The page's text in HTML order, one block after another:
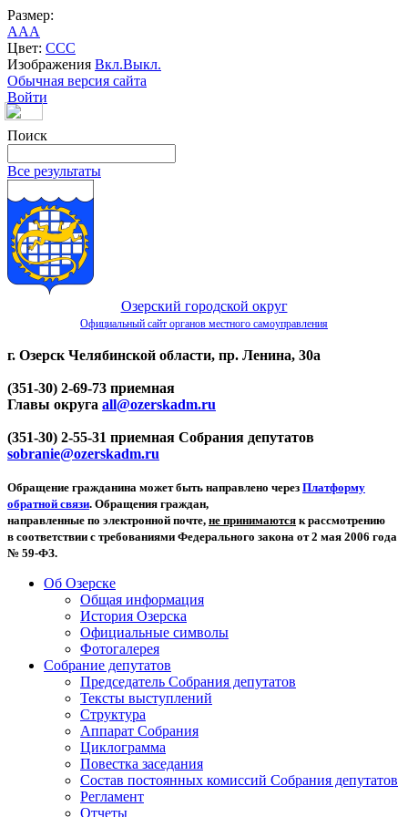
Размер:
AAA
Цвет: CCC
Изображения Вкл.Выкл.
Обычная версия сайта
Войти
Поиск
Все результаты
Озерский городской округ
Официальный сайт органов местного самоуправления
г. Озерск Челябинской области, пр. Ленина, 30а
(351-30) 2-69-73 приемная
Главы округа all@ozerskadm.ru
(351-30) 2-55-31 приемная Собрания депутатов
sobranie@ozerskadm.ru
Обращение гражданина может быть направлено через Платформу
обратной связи. Обращения граждан,
направленные по электронной почте, не принимаются к рассмотрению
в соответствии с требованиями Федерального закона от 2 мая 2006 года
№ 59-ФЗ.
Об Озерске
Общая информация
История Озерска
Официальные символы
Фотогалерея
Собрание депутатов
Председатель Собрания депутатов
Тексты выступлений
Структура
Аппарат Собрания
Циклограмма
Повестка заседания
Состав постоянных комиссий Собрания депутатов
Регламент
Отчеты